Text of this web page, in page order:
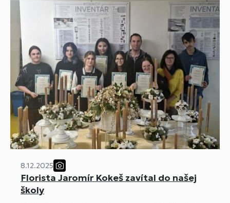
8.12.2025
Florista Jaromír Kokeš zavítal do našej
školy